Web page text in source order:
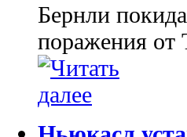
Бернли
поражения от